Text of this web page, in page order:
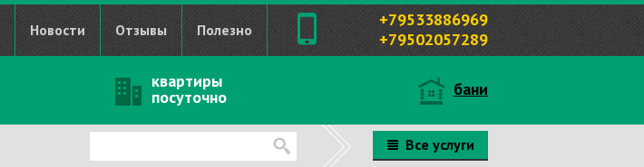
Новости Отзывы Полезно
+79533886969
+79502057289
квартиры
посуточно бани
Все услуги